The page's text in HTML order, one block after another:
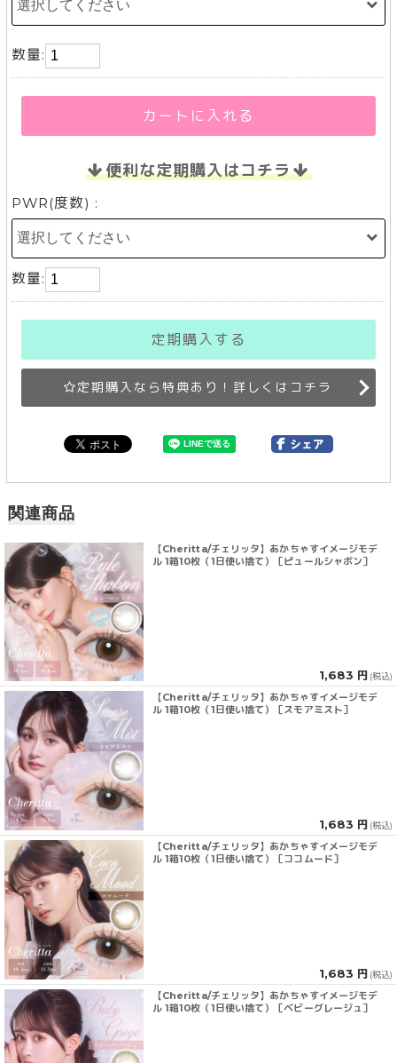
数量:
カートに入れる
便利な定期購入はコチラ
PWR(度数) :
数量:
定期購入する
定期購入なら特典あり！詳しくはコチラ
関連商品
【Cheritta/チェリッタ】あかちゃすイメージモデ
ル 1箱10枚（1日使い捨て）［ピュールシャボン］
1,683 円 (税込)
【Cheritta/チェリッタ】あかちゃすイメージモデ
ル 1箱10枚（1日使い捨て）［スモアミスト］
1,683 円 (税込)
【Cheritta/チェリッタ】あかちゃすイメージモデ
ル 1箱10枚（1日使い捨て）［ココムード］
1,683 円 (税込)
【Cheritta/チェリッタ】あかちゃすイメージモデ
ル 1箱10枚（1日使い捨て）［ベビーグレージュ］